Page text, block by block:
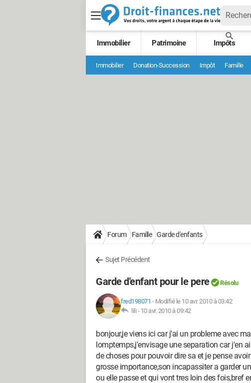
Immobilier Patrimoine Impôts
Immobilier Donation-Succession Impôt Famille
Forum Famille Garde d'enfants
Sujet Précédent
Garde d'enfant pour le pere Résolu
fred198071 - Modifié le 10 avr. 2010 à 03:42
lili - 10 avr. 2010 à 09:42
bonjour,je viens ici car j'ai un probleme avec
lomptemps,j'envisage une separation car j'en
de choses pour pouvoir dire sa et je pense
grosse importance,son incapassiter a garder
ou elle passe et qui vont tres loin des fois,bref